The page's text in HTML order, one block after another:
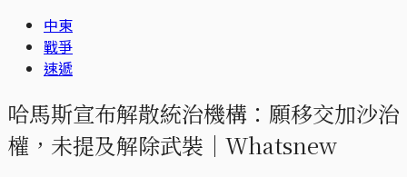
中東
戰爭
速遞
哈馬斯宣布解散統治機構：願移交加沙治
權，未提及解除武裝｜Whatsnew